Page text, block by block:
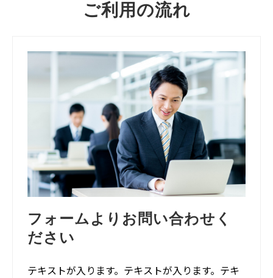
ご利用の流れ
フォームよりお問い合わせく
ださい
テキストが入ります。テキストが入ります。テキ